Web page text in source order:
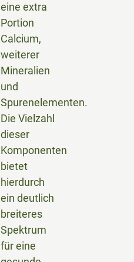
eine extra
Portion
Calcium,
weiterer
Mineralien
und
Spurenelementen.
Die Vielzahl
dieser
Komponenten
bietet
hierdurch
ein deutlich
breiteres
Spektrum
für eine